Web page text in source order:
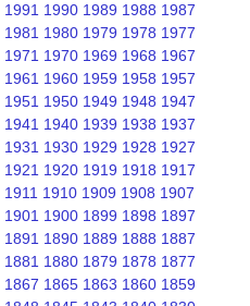
1991 1990 1989 1988 1987
1981 1980 1979 1978 1977
1971 1970 1969 1968 1967
1961 1960 1959 1958 1957
1951 1950 1949 1948 1947
1941 1940 1939 1938 1937
1931 1930 1929 1928 1927
1921 1920 1919 1918 1917
1911 1910 1909 1908 1907
1901 1900 1899 1898 1897
1891 1890 1889 1888 1887
1881 1880 1879 1878 1877
1867 1865 1863 1860 1859